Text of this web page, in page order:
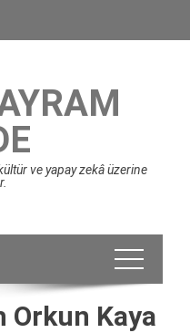
ve yapay zekâ üzerine
Orkun Kaya